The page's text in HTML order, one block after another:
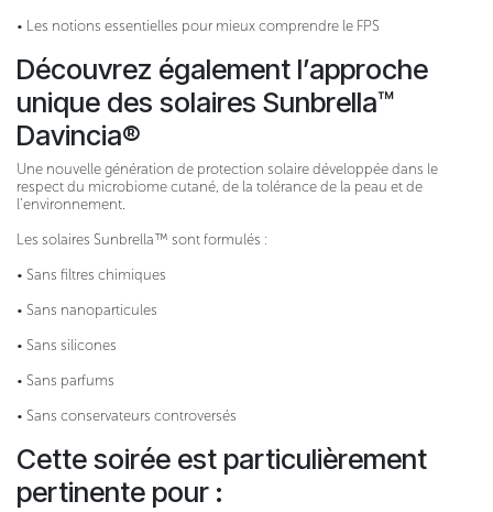
• Les notions essentielles pour mieux comprendre le FPS
Découvrez également l’approche
unique des solaires Sunbrella™
Davincia®
Une nouvelle génération de protection solaire développée dans le
respect du microbiome cutané, de la tolérance de la peau et de
l’environnement.
Les solaires Sunbrella™ sont formulés :
• Sans filtres chimiques
• Sans nanoparticules
• Sans silicones
• Sans parfums
• Sans conservateurs controversés
Cette soirée est particulièrement
pertinente pour :